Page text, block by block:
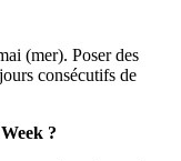
(mer). Poser des
consécutifs de
?